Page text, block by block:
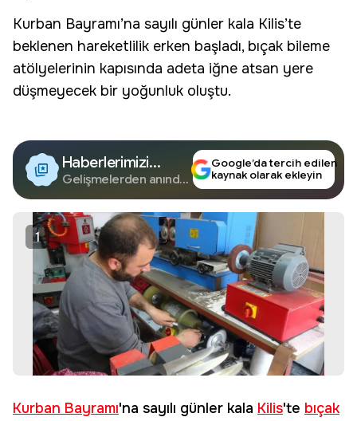
Kurban Bayramı’na sayılı günler kala Kilis’te
beklenen hareketlilik erken başladı, bıçak bileme
atölyelerinin kapısında adeta iğne atsan yere
düşmeyecek bir yoğunluk oluştu.
Haberlerimizi
Google'da Takip
Edin
Gelişmelerden anında
Google’da tercih edilen
kaynak olarak ekleyin
1
Kurban Bayramı'na sayılı günler kala Kilis'te bıçak